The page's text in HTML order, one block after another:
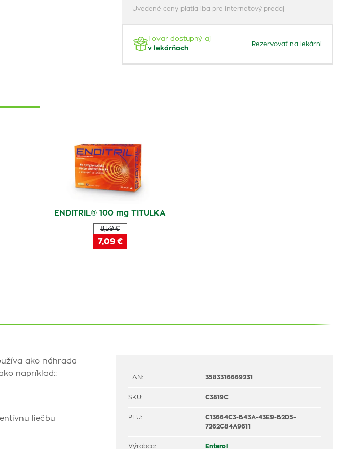
Uvedené ceny platia iba pre internetový predaj
Tovar dostupný aj
v lekárňach
Rezervovať na lekárni
ENDITRIL® 100 mg TITULKA
8,59 €
7,09 €
ako náhrada
napríklad::
liečbu
EAN: 3583316669231
SKU: C3819C
PLU:
C13664C3-B43A-43E9-B2D5-
7262C84A9611
Výrobca: Enterol